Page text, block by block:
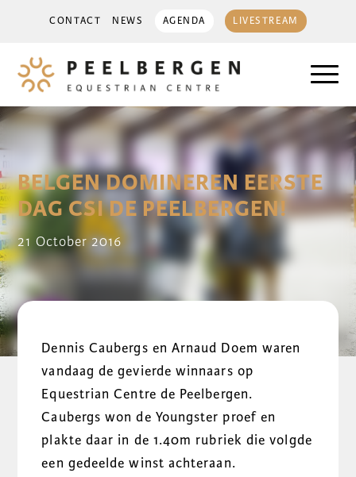
CONTACT NEWS AGENDA LIVESTREAM
BELGEN DOMINEREN EERSTE
DAG CSI DE PEELBERGEN!
21 October 2016
Dennis Caubergs en Arnaud Doem waren
vandaag de gevierde winnaars op
Equestrian Centre de Peelbergen.
Caubergs won de Youngster proef en
plakte daar in de 1.40m rubriek die volgde
een gedeelde winst achteraan.